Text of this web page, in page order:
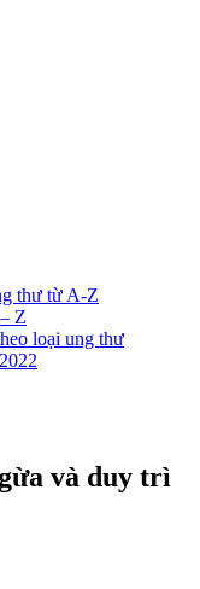
thư từ A-Z
Z
loại ung thư
và duy trì